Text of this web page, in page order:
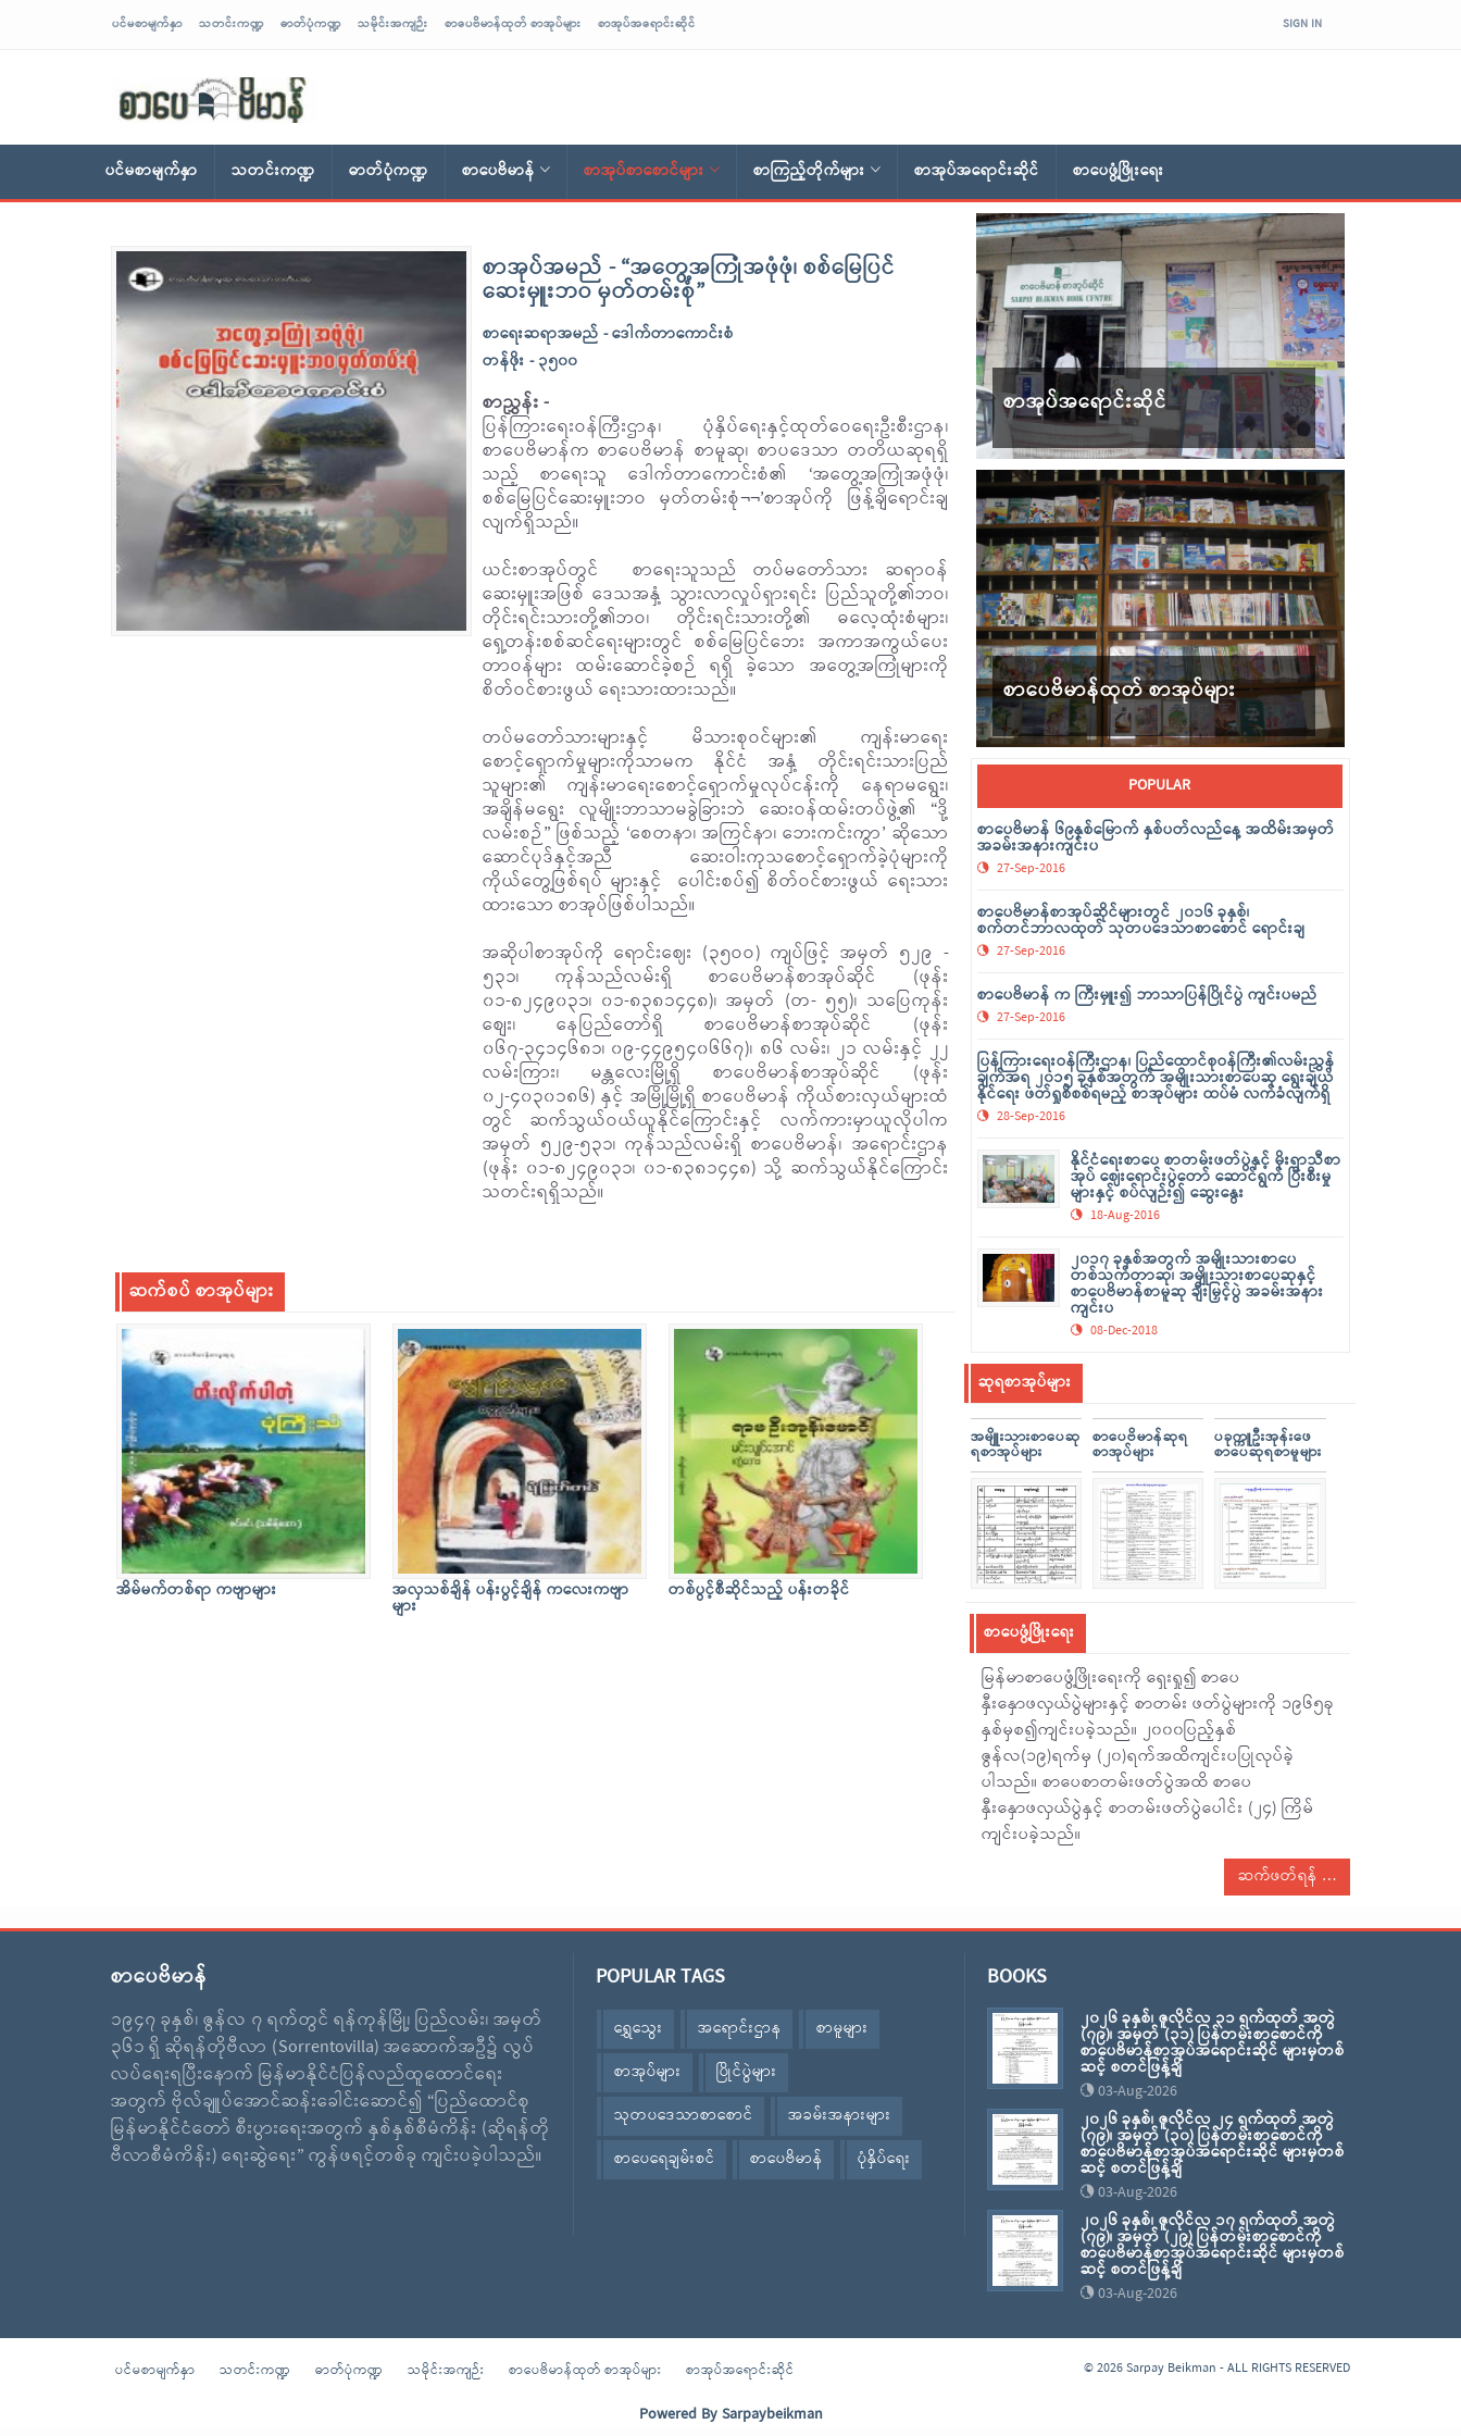
ပင်မစာမျက်နှာ သတင်းကဏ္ဍ ဓာတ်ပုံကဏ္ဍ သမိုင်းအကျဉ်း စာပေဗိမာန်ထုတ် စာအုပ်များ စာအုပ်အရောင်းဆိုင် SIGN IN
ပင်မစာမျက်နှာ သတင်းကဏ္ဍ ဓာတ်ပုံကဏ္ဍ စာပေဗိမာန် စာအုပ်စာစောင်များ စာကြည့်တိုက်များ စာအုပ်အရောင်းဆိုင် စာပေဖွံ့ဖြိုးရေး
စာအုပ်အမည် - “အတွေ့အကြုံအဖုံဖုံ၊ စစ်မြေပြင်
ဆေးမှူးဘဝ မှတ်တမ်းစုံ”
စာရေးဆရာအမည် - ဒေါက်တာကောင်းစံ
တန်ဖိုး - ၃၅၀၀
စာညွှန်း -
ပြန်ကြားရေးဝန်ကြီးဌာန၊ ပုံနှိပ်ရေးနှင့်ထုတ်ဝေရေးဦးစီးဌာန၊
စာပေဗိမာန်က စာပေဗိမာန် စာမူဆု၊ စာပဒေသာ တတိယဆုရရှိ
သည့် စာရေးသူ ဒေါက်တာကောင်းစံ၏ ‘အတွေ့အကြုံအဖုံဖုံ၊
စစ်မြေပြင်ဆေးမှူးဘဝ မှတ်တမ်းစုံ¬¬’စာအုပ်ကို ဖြန့်ချိရောင်းချ
လျက်ရှိသည်။
ယင်းစာအုပ်တွင် စာရေးသူသည် တပ်မတော်သား ဆရာဝန်
ဆေးမှူးအဖြစ် ဒေသအနှံ့ သွားလာလှုပ်ရှားရင်း ပြည်သူတို့၏ဘဝ၊
တိုင်းရင်းသားတို့၏ဘဝ၊ တိုင်းရင်းသားတို့၏ ဓလေ့ထုံးစံများ၊
ရှေ့တန်းစစ်ဆင်ရေးများတွင် စစ်မြေပြင်ဘေး အကာအကွယ်ပေး
တာဝန်များ ထမ်းဆောင်ခဲ့စဉ် ရရှိ ခဲ့သော အတွေ့အကြုံများကို
စိတ်ဝင်စားဖွယ် ရေးသားထားသည်။
တပ်မတော်သားများနှင့် မိသားစုဝင်များ၏ ကျန်းမာရေး
စောင့်ရှောက်မှုများကိုသာမက နိုင်ငံ အနှံ့ တိုင်းရင်းသားပြည်
သူများ၏ ကျန်းမာရေးစောင့်ရှောက်မှုလုပ်ငန်းကို နေရာမရွေး၊
အချိန်မရွေး လူမျိုးဘာသာမခွဲခြားဘဲ ဆေးဝန်ထမ်းတပ်ဖွဲ့၏ “ဒို့
လမ်းစဉ်” ဖြစ်သည့် ‘စေတနာ၊ အကြင်နာ၊ ဘေးကင်းကွာ’ ဆိုသော
ဆောင်ပုဒ်နှင့်အညီ ဆေးဝါးကုသစောင့်ရှောက်ခဲ့ပုံများကို
ကိုယ်တွေ့ဖြစ်ရပ် များနှင့် ပေါင်းစပ်၍ စိတ်ဝင်စားဖွယ် ရေးသား
ထားသော စာအုပ်ဖြစ်ပါသည်။
အဆိုပါစာအုပ်ကို ရောင်းဈေး (၃၅ဝဝ) ကျပ်ဖြင့် အမှတ် ၅၂၉ -
၅၃၁၊ ကုန်သည်လမ်းရှိ စာပေဗိမာန်စာအုပ်ဆိုင် (ဖုန်း
၀၁-၈၂၄၉၀၃၁၊ ၀၁-၈၃၈၁၄၄၈)၊ အမှတ် (တ- ၅၅)၊ သပြေကုန်း
စျေး၊ နေပြည်တော်ရှိ စာပေဗိမာန်စာအုပ်ဆိုင် (ဖုန်း
၀၆၇-၃၄၁၄၆၈၁၊ ၀၉-၄၄၉၅၄၀၆၆၇)၊ ၈၆ လမ်း၊ ၂၁ လမ်းနှင့် ၂၂
လမ်းကြား၊ မန္တလေးမြို့ရှိ စာပေဗိမာန်စာအုပ်ဆိုင် (ဖုန်း
၀၂-၄၀၃၀၁၈၆) နှင့် အမြို့မြို့ရှိ စာပေဗိမာန် ကိုယ်စားလှယ်များထံ
တွင် ဆက်သွယ်ဝယ်ယူနိုင်ကြောင်းနှင့် လက်ကားမှာယူလိုပါက
အမှတ် ၅၂၉-၅၃၁၊ ကုန်သည်လမ်းရှိ စာပေဗိမာန်၊ အရောင်းဌာန
(ဖုန်း ၀၁-၈၂၄၉၀၃၁၊ ၀၁-၈၃၈၁၄၄၈) သို့ ဆက်သွယ်နိုင်ကြောင်း
သတင်းရရှိသည်။
ဆက်စပ် စာအုပ်များ
အိမ်မက်တစ်ရာ ကဗျာများ အလှသစ်ချိန် ပန်းပွင့်ချိန် ကလေးကဗျာ
များ
တစ်ပွင့်စီဆိုင်သည့် ပန်းတခိုင်
စာအုပ်အရောင်းဆိုင်
စာပေဗိမာန်ထုတ် စာအုပ်များ
POPULAR
စာပေဗိမာန် ၆၉နှစ်မြောက် နှစ်ပတ်လည်နေ့ အထိမ်းအမှတ်
အခမ်းအနားကျင်းပ
27-Sep-2016
စာပေဗိမာန်စာအုပ်ဆိုင်များတွင် ၂၀၁၆ ခုနှစ်၊
စက်တင်ဘာလထုတ် သုတပဒေသာစာစောင် ရောင်းချ
27-Sep-2016
စာပေဗိမာန် က ကြီးမှူး၍ ဘာသာပြန်ပြိုင်ပွဲ ကျင်းပမည်
27-Sep-2016
ပြန်ကြားရေးဝန်ကြီးဌာန၊ ပြည်ထောင်စုဝန်ကြီး၏လမ်းညွှန်
ချက်အရ ၂၀၁၅ ခုနှစ်အတွက် အမျိုးသားစာပေဆု ရွေးချယ်
နိုင်ရေး ဖတ်ရှုစိစစ်ရမည့် စာအုပ်များ ထပ်မံ လက်ခံလျက်ရှိ
28-Sep-2016
နိုင်ငံရေးစာပေ စာတမ်းဖတ်ပွဲနှင့် မိုးရာသီစာ
အုပ် ဈေးရောင်းပွဲတော် ဆောင်ရွက် ပြီးစီးမှု
များနှင့် စပ်လျဉ်း၍ ဆွေးနွေး
18-Aug-2016
၂၀၁၇ ခုနှစ်အတွက် အမျိုးသားစာပေ
တစ်သက်တာဆု၊ အမျိုးသားစာပေဆုနှင့်
စာပေဗိမာန်စာမူဆု ချီးမြှင့်ပွဲ အခမ်းအနား
ကျင်းပ
08-Dec-2018
ဆုရစာအုပ်များ
အမျိူးသားစာပေဆု
ရစာအုပ်များ
စာပေဗိမာန်ဆုရ
စာအုပ်များ
ပခုက္ကူဦးအုန်းဖေ
စာပေဆုရစာမူများ
စာပေဖွံ့ဖြိုးရေး
မြန်မာစာပေဖွံ့ဖြိုးရေးကို ရှေးရှု၍ စာပေ
နှီးနှောဖလှယ်ပွဲများနှင့် စာတမ်း ဖတ်ပွဲများကို ၁၉၆၅ခု
နှစ်မှစ၍ကျင်းပခဲ့သည်။ ၂၀၀၀ပြည့်နှစ်
ဇွန်လ(၁၉)ရက်မှ (၂၀)ရက်အထိကျင်းပပြုလုပ်ခဲ့
ပါသည်။ စာပေစာတမ်းဖတ်ပွဲအထိ စာပေ
နှီးနှောဖလှယ်ပွဲနှင့် စာတမ်းဖတ်ပွဲပေါင်း (၂၄) ကြိမ်
ကျင်းပခဲ့သည်။
ဆက်ဖတ်ရန်
စာပေဗိမာန်
၁၉၄၇ ခုနှစ်၊ ဇွန်လ ၇ ရက်တွင် ရန်ကုန်မြို့၊ ပြည်လမ်း၊ အမှတ်
၃၆၁ ရှိ ဆိုရန်တိုဗီလာ (Sorrentovilla) အဆောက်အဦ၌ လွပ်
လပ်ရေးရပြီးနောက် မြန်မာနိုင်ငံပြန်လည်ထူထောင်ရေး
အတွက် ဗိုလ်ချူပ်အောင်ဆန်းခေါင်းဆောင်၍ “ပြည်ထောင်စု
မြန်မာနိုင်ငံတော် စီးပွားရေးအတွက် နှစ်နှစ်စီမံကိန်း (ဆိုရန်တို
ဗီလာစီမံကိန်း) ရေးဆွဲရေး” ကွန်ဖရင့်တစ်ခု ကျင်းပခဲ့ပါသည်။
POPULAR TAGS
ရွှေသွေး အရောင်းဌာန
စာမူများ
စာအုပ်များ
ပြိုင်ပွဲများ
သုတပဒေသာစာစောင်
အခမ်းအနားများ
စာပေရေချမ်းစင်
စာပေဗိမာန် ပုံနှိပ်ရေး
BOOKS
၂၀၂၆ ခုနှစ်၊ ဇူလိုင်လ ၃၁ ရက်ထုတ် အတွဲ
(၇၉)၊ အမှတ် (၃၁) ပြန်တမ်းစာစောင်ကို
စာပေဗိမာန်စာအုပ်အရောင်းဆိုင် များမှတစ်
ဆင့် စတင်ဖြန့်ချိ
03-Aug-2026
၂၀၂၆ ခုနှစ်၊ ဇူလိုင်လ ၂၄ ရက်ထုတ် အတွဲ
(၇၉)၊ အမှတ် (၃၀) ပြန်တမ်းစာစောင်ကို
စာပေဗိမာန်စာအုပ်အရောင်းဆိုင် များမှတစ်
ဆင့် စတင်ဖြန့်ချိ
03-Aug-2026
၂၀၂၆ ခုနှစ်၊ ဇူလိုင်လ ၁၇ ရက်ထုတ် အတွဲ
(၇၉)၊ အမှတ် (၂၉) ပြန်တမ်းစာစောင်ကို
စာပေဗိမာန်စာအုပ်အရောင်းဆိုင် များမှတစ်
ဆင့် စတင်ဖြန့်ချိ
03-Aug-2026
ပင်မစာမျက်နှာ သတင်းကဏ္ဍ ဓာတ်ပုံကဏ္ဍ သမိုင်းအကျဉ်း စာပေဗိမာန်ထုတ် စာအုပ်များ စာအုပ်အရောင်းဆိုင် © 2026 Sarpay Beikman - ALL RIGHTS RESERVED
Powered BySarpaybeikman